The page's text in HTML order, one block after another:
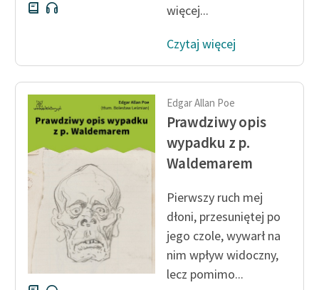
więcej...
Czytaj więcej
Edgar Allan Poe
Prawdziwy opis
wypadku z p.
Waldemarem
Pierwszy ruch mej
dłoni, przesuniętej po
jego czole, wywarł na
nim wpływ widoczny,
lecz pomimo...